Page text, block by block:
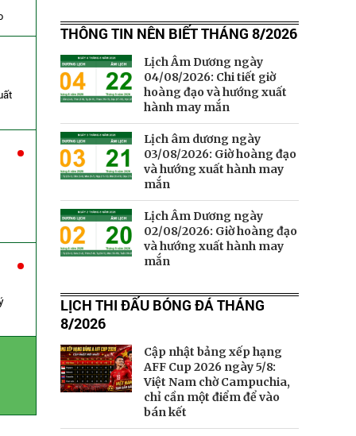
THÔNG TIN NÊN BIẾT THÁNG 8/2026
Lịch Âm Dương ngày
04/08/2026: Chi tiết giờ
hoàng đạo và hướng xuất
hành may mắn
Lịch âm dương ngày
03/08/2026: Giờ hoàng đạo
và hướng xuất hành may
mắn
Lịch Âm Dương ngày
02/08/2026: Giờ hoàng đạo
và hướng xuất hành may
mắn
LỊCH THI ĐẤU BÓNG ĐÁ THÁNG
8/2026
Cập nhật bảng xếp hạng
AFF Cup 2026 ngày 5/8:
Việt Nam chờ Campuchia,
chỉ cần một điểm để vào
bán kết